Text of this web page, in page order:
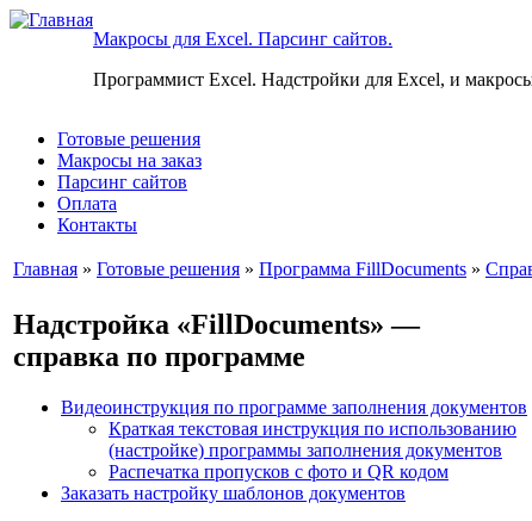
Макросы для Excel. Парсинг сайтов.
Программист Excel. Надстройки для Excel, и
Готовые решения
Макросы на заказ
Парсинг сайтов
Оплата
Контакты
Главная » Готовые решения » Программа FillDocuments »
Надстройка «FillDocuments» —
справка по программе
Видеоинструкция по программе заполнения документов
Краткая текстовая инструкция по использованию
(настройке) программы заполнения документов
Распечатка пропусков с фото и QR кодом
Заказать настройку шаблонов документов